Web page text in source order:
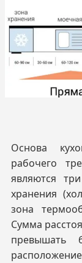
Основа
рабочего
являются
хранения
зона
Сумма
превышать